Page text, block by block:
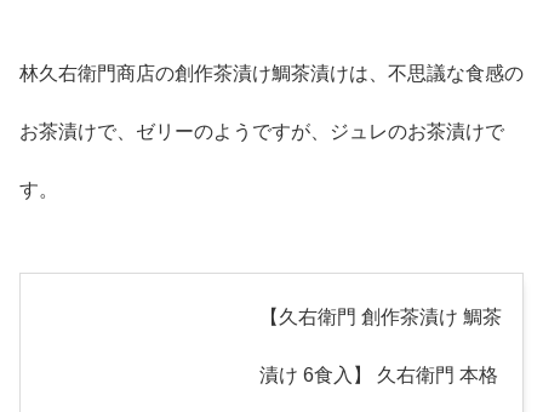
林久右衛門商店の創作茶漬け鯛茶漬けは、不思議な食感の
お茶漬けで、ゼリーのようですが、ジュレのお茶漬けで
す。
【久右衛門 創作茶漬け 鯛茶
漬け 6食入】 久右衛門 本格